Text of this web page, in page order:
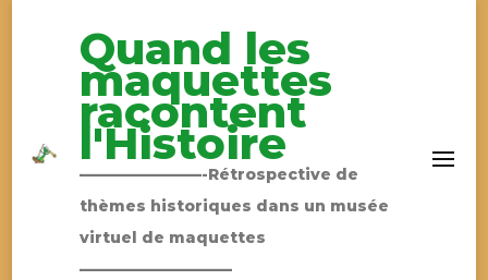
Quand les
maquettes
racontent
l'Histoire
————————-Rétrospective de
thèmes historiques dans un musée
virtuel de maquettes
——————————